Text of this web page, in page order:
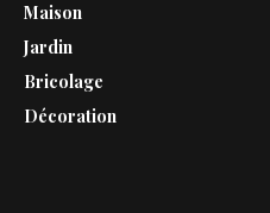
Maison
Jardin
Bricolage
Décoration